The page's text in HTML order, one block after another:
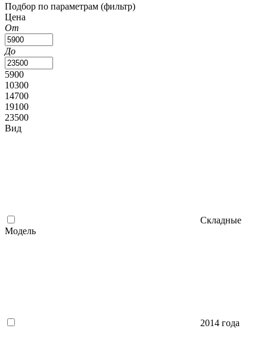
Подбор по параметрам (фильтр)
Цена
От
До
5900
10300
14700
19100
23500
Вид
Складные
Модель
2014 года